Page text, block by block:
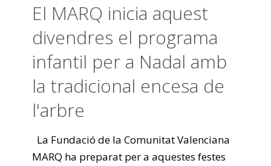
El MARQ inicia aquest
divendres el programa
infantil per a Nadal amb
la tradicional encesa de
l'arbre
La Fundació de la Comunitat Valenciana
MARQ ha preparat per a aquestes festes